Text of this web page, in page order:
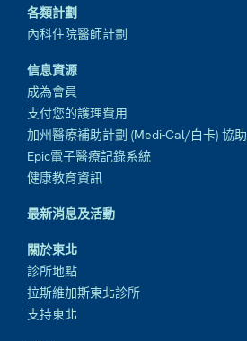
各類計劃
內科住院醫師計劃
信息資源
成為會員
支付您的護理費用
加州醫療補助計劃 (Medi-Cal/白卡) 協助
Epic電子醫療記錄系統
健康教育資訊
最新消息及活動
關於東北
診所地點
拉斯維加斯東北診所
支持東北